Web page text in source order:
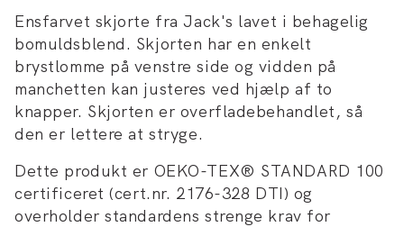
Ensfarvet skjorte fra Jack's lavet i behagelig
bomuldsblend. Skjorten har en enkelt
brystlomme på venstre side og vidden på
manchetten kan justeres ved hjælp af to
knapper. Skjorten er overfladebehandlet, så
den er lettere at stryge.
Dette produkt er OEKO-TEX® STANDARD 100
certificeret (cert.nr. 2176-328 DTI) og
overholder standardens strenge krav for